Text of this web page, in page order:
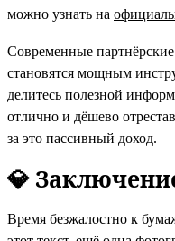
можно узнать на
Современные
становятся мощным
делитесь полезной
отлично и дёшево
за это пассивный доход.
💎
Время безжалостно к